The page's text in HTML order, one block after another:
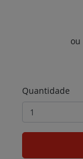
ou
Quantidade